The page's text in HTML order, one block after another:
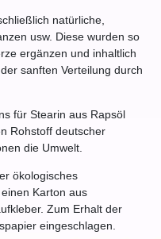
natürliche,
usw. Diese wurden so
ergänzen und inhaltlich
sanften Verteilung durch
für Stearin aus Rapsöl
Rohstoff deutscher
die Umwelt.
ökologisches
Karton aus
Zum Erhalt der
eingeschlagen.